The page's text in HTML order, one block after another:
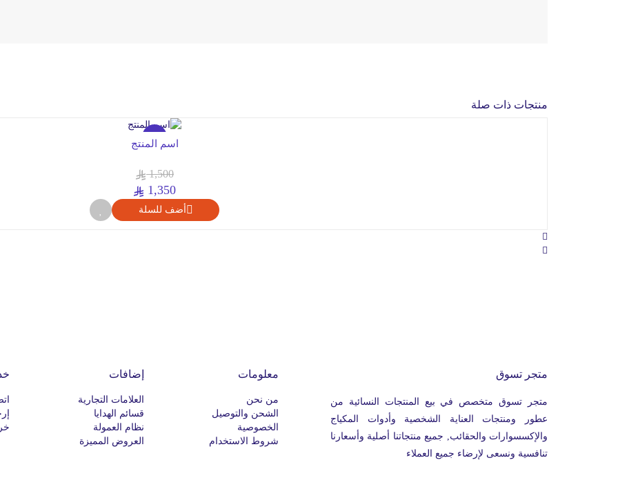
منتجات ذات صلة
10%
اسم المنتج
1,500
1,350
أضف للسلة
متجر تسوق
متجر تسوق متخصص في بيع المنتجات النسائية من
عطور ومنتجات العناية الشخصية وأدوات المكياج
والإكسسوارات والحقائب, جميع منتجاتنا أصلية وأسعارنا
تنافسية ونسعى لإرضاء جميع العملاء
معلومات
من نحن
الشحن والتوصيل
الخصوصية
شروط الاستخدام
إضافات
العلامات التجارية
قسائم الهدايا
نظام العمولة
العروض المميزة